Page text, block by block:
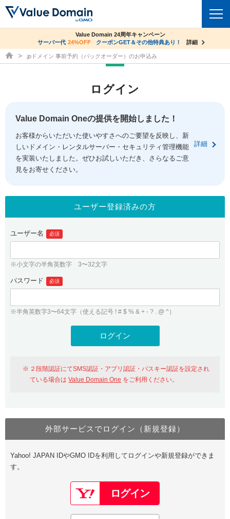
ドメイントップ
ドメイン移管
ドメイン価格一覧
ドメイン一括検索
.jpドメインオークション
gTLDオークション NEW!
.jpドメインバックオーダー
プレミアムドメイン
人気ドメインの種類
WHOIS検索
コアサーバー
バリューサーバー
XREA
セキュリティトップ
Value Domain ネットde診断
SSL証明書
サービストップ
お得意様割引
紹介制度
バリュードメインAPI
ドメイン・ホスティングOEM
facebook
ログイン
従来のバリュードメインをご利用希望の方
Value Domainにログイン
おすすめ One レンタルサーバーを含む最新の機能を使う方
Value Domain Oneにログイン
Google
GMO ID Amazon
ユーザー登録
Value Domain Oneアカウント作成
以下でも登録可能
Google Yahoo!
co.jpドメイン✕コアサーバーV2ビジネス応援キャンペーン
サーバー料金1年間無料
詳細
Value Domain 24周年キャンペーン
サーバー代 24%OFF クーポンGET＆その他特典あり！ 詳細
ドメイン取得ならバリュードメイン
.jpドメイン 事前予約（バックオーダー）のお申込み
ログイン
Value Domain Oneの提供を開始しました！
お客様からいただいた使いやすさへのご要望を反映し、新
しいドメイン・レンタルサーバー・セキュリティ管理機能
を実装いたしました。ぜひお試しいただき、さらなるご意
見をお寄せください。
詳細
ユーザー登録済みの方
ユーザー名 必須
※小文字の半角英数字 3〜32文字
パスワード 必須
※半角英数字3〜64文字（使える記号 ! # $ % & + - ? . @ ^）
２段階認証にてSMS認証・アプリ認証・パスキー認証を設定され
ている場合はValue Domain One をご利用ください。
外部サービスでログイン（新規登録）
Yahoo! JAPAN IDやGMO IDを利用してログインや新規登録ができま
す。